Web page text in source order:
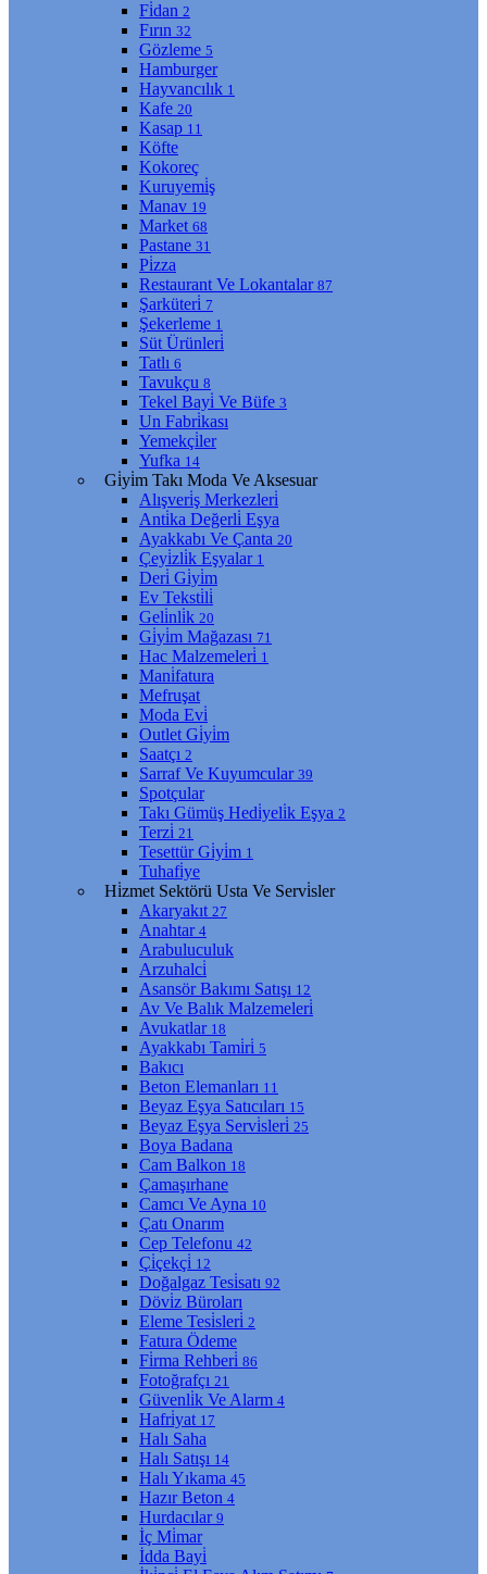
Fi̇dan 2
Fırın 32
Gözleme 5
Hamburger
Hayvancılık 1
Kafe 20
Kasap 11
Köfte
Kokoreç
Kuruyemi̇ş
Manav 19
Market 68
Pastane 31
Pi̇zza
Restaurant Ve Lokantalar 87
Şarküteri̇ 7
Şekerleme 1
Süt Ürünleri̇
Tatlı 6
Tavukçu 8
Tekel Bayi̇ Ve Büfe 3
Un Fabri̇kası
Yemekçi̇ler
Yufka 14
Gi̇yi̇m Takı Moda Ve Aksesuar
Alışveri̇ş Merkezleri̇
Anti̇ka Değerli̇ Eşya
Ayakkabı Ve Çanta 20
Çeyi̇zli̇k Eşyalar 1
Deri̇ Gi̇yi̇m
Ev Teksti̇li̇
Geli̇nli̇k 20
Gi̇yi̇m Mağazası 71
Hac Malzemeleri̇ 1
Mani̇fatura
Mefruşat
Moda Evi̇
Outlet Gi̇yi̇m
Saatçı 2
Sarraf Ve Kuyumcular 39
Spotçular
Takı Gümüş Hedi̇yeli̇k Eşya 2
Terzi̇ 21
Tesettür Gi̇yi̇m 1
Tuhafi̇ye
Hi̇zmet Sektörü Usta Ve Servi̇sler
Akaryakıt 27
Anahtar 4
Arabuluculuk
Arzuhalci̇
Asansör Bakımı Satışı 12
Av Ve Balık Malzemeleri̇
Avukatlar 18
Ayakkabı Tami̇ri̇ 5
Bakıcı
Beton Elemanları 11
Beyaz Eşya Satıcıları 15
Beyaz Eşya Servi̇sleri̇ 25
Boya Badana
Cam Balkon 18
Çamaşırhane
Camcı Ve Ayna 10
Çatı Onarım
Cep Telefonu 42
Çi̇çekçi̇ 12
Doğalgaz Tesi̇satı 92
Dövi̇z Büroları
Eleme Tesi̇sleri̇ 2
Fatura Ödeme
Fi̇rma Rehberi̇ 86
Fotoğrafçı 21
Güvenli̇k Ve Alarm 4
Hafri̇yat 17
Halı Saha
Halı Satışı 14
Halı Yıkama 45
Hazır Beton 4
Hurdacılar 9
İç Mi̇mar
İdda Bayi̇